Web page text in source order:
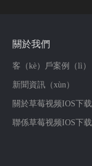
關於我們
客（kè）戶案例（lì）
新聞資訊（xùn）
關於草莓视频IOS下载
聯係草莓视频IOS下载